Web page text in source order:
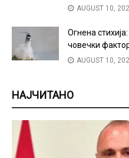
AUGUST 10,
Огнена
човечки
AUGUST 10,
НАЈЧИТАНО